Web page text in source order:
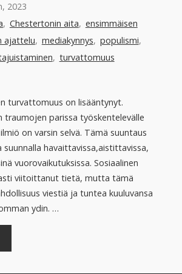
2023
, Chestertonin aita, ensimmäisen
ajattelu, mediakynnys, populismi,
, turvattomuus
turvattomuus on lisääntynyt.
traumojen parissa työskentelevälle
on varsin selvä. Tämä suuntaus
havaittavissa,aistittavissa,
vuorovaikutuksissa. Sosiaalinen
viitoittanut tietä, mutta tämä
viestiä ja tuntea kuuluvansa
ydin. …